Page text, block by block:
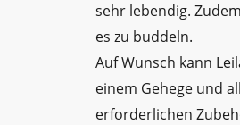
sehr lebendig.
es zu buddeln.
Auf Wunsch kann
einem Gehege und
erforderlichen